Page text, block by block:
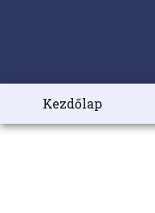
Kezdőlap